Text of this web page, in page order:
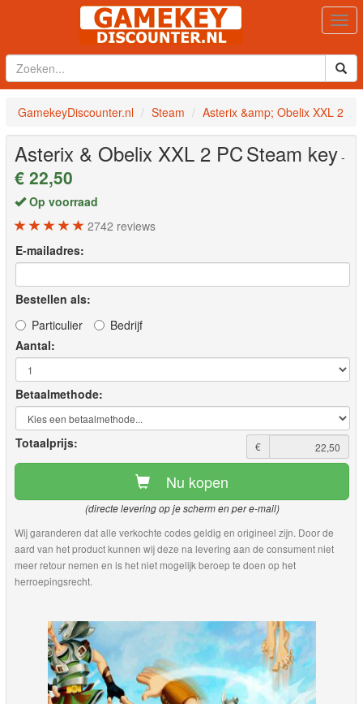
GamekeyDiscounter.nl Steam Asterix &amp; Obelix XXL 2
Asterix & Obelix XXL 2 PCSteam key -
€ 22,50
Op voorraad
2742 reviews
E-mailadres:
Bestellen als:
Particulier
Bedrijf
Aantal:
Betaalmethode:
Totaalprijs: €
Nu kopen
(directe levering op je scherm en per e-mail)
Wij garanderen dat alle verkochte codes geldig en origineel zijn. Door de
aard van het product kunnen wij deze na levering aan de consument niet
meer retour nemen en is het niet mogelijk beroep te doen op het
herroepingsrecht.